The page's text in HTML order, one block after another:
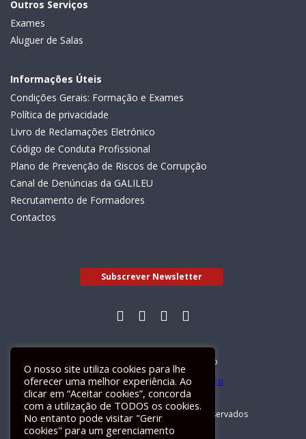
Outros Serviços
Exames
Aluguer de Salas
Informações Úteis
Condições Gerais: Formação e Exames
Política de privacidade
Livro de Reclamações Eletrónico
Código de Conduta Profissional
Plano de Prevenção de Riscos de Corrupção
Canal de Denúncias da GALILEU
Recrutamento de Formadores
Contactos
Subscrever Newsletter
Livro de Reclamações Electrónico
GALILEU 2026 © Todos os direitos reservados
O nosso site utiliza cookies para lhe
oferecer uma melhor experiência. Ao
clicar em “Aceitar cookies”, concorda
com a utilização de TODOS os cookies.
No entanto pode visitar "Gerir
cookies" para um gerenciamento